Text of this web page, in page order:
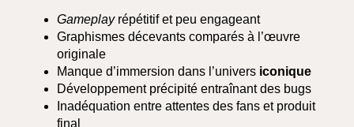
Gameplayrépétitif et peu engageant
Graphismes décevants comparés à l’œuvre
originale
Manque d’immersion dans l’univers iconique
Développement précipité entraînant des bugs
Inadéquation entre attentes des fans et produit
final